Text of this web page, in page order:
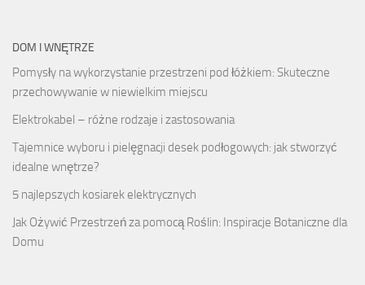
DOM I WNĘTRZE
Pomysły na wykorzystanie przestrzeni pod łóżkiem: Skuteczne
przechowywanie w niewielkim miejscu
Elektrokabel – różne rodzaje i zastosowania
Tajemnice wyboru i pielęgnacji desek podłogowych: jak stworzyć
idealne wnętrze?
5 najlepszych kosiarek elektrycznych
Jak Ożywić Przestrzeń za pomocą Roślin: Inspiracje Botaniczne dla
Domu